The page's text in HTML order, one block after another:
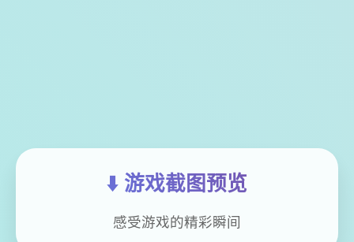
⬇️ 游戏截图预览
感受游戏的精彩瞬间